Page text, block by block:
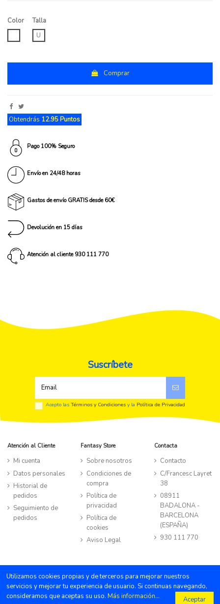
¿Necesitas ayuda ?
Color
Talla
U
Comprar
Obtendrás 12.95 Puntos
Pago 100% Seguro
Envío en 24/48 horas
Gastos de envío GRATIS desde 60€
Devolución en 15 días
Atención al cliente 930 111 770
Suscríbete
Acepto lasTérminos y Condiciones y la Política de Privacidad
Atención al Cliente
Mi cuenta
Datos personales
Historial de
pedidos
Seguimiento de
pedidos
Fantasy Store
Sobre nosotros
Condiciones de
compra
Política de
privacidad
Política de
cookies
Aviso Legal
Contacta
Contacto
C/Francesc Layret
38
08911
BADALONA -
BARCELONA
(ESPAÑA)
930 111 770
©TIENDA FANTASY STORE all rights reserved |
Powered by Byte
Factory
Utilizamos cookies propias y de terceros para mejorar nuestros
servicios y mejorar tu experiencia de usuario. Si continuas navegando,
consideramos que aceptas su uso. Más información... Aceptar